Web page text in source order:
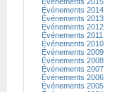
Événements 2014
Événements 2013
Événements 2012
Événements 2011
Événements 2010
Événements 2009
Événements 2008
Événements 2007
Événements 2006
Événements 2005